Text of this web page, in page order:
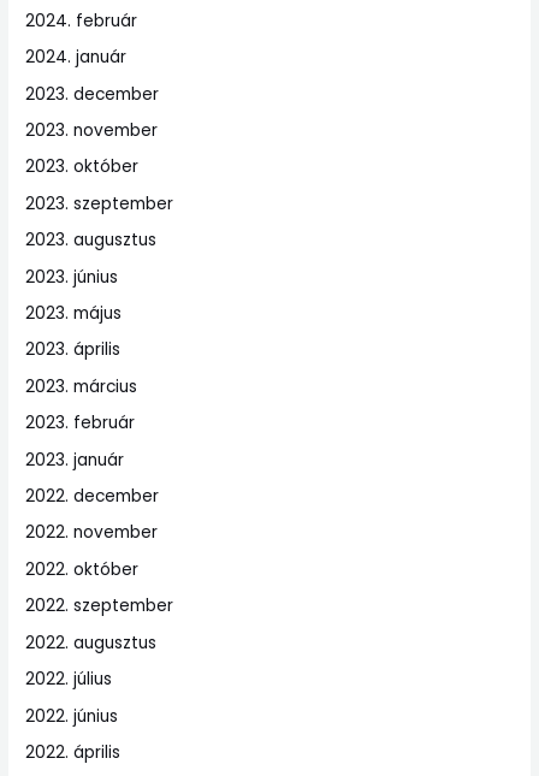
2024. február
2024. január
2023. december
2023. november
2023. október
2023. szeptember
2023. augusztus
2023. június
2023. május
2023. április
2023. március
2023. február
2023. január
2022. december
2022. november
2022. október
2022. szeptember
2022. augusztus
2022. július
2022. június
2022. április